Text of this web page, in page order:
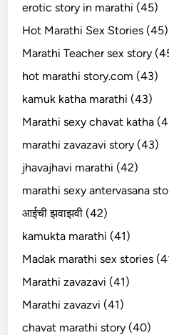
erotic story in marathi (45)
Hot Marathi Sex Stories (45)
Marathi Teacher sex story
hot marathi story.com (43)
kamuk katha marathi (43)
Marathi sexy chavat katha
marathi zavazavi story (43)
jhavajhavi marathi (42)
marathi sexy antervasana
आईची झवाझवी (42)
kamukta marathi (41)
Madak marathi sex stories
Marathi zavazavi (41)
Marathi zavazvi (41)
chavat marathi story (40)